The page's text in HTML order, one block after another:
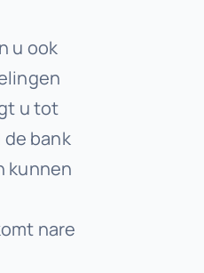
u ook
u tot
bank
kunnen
nare